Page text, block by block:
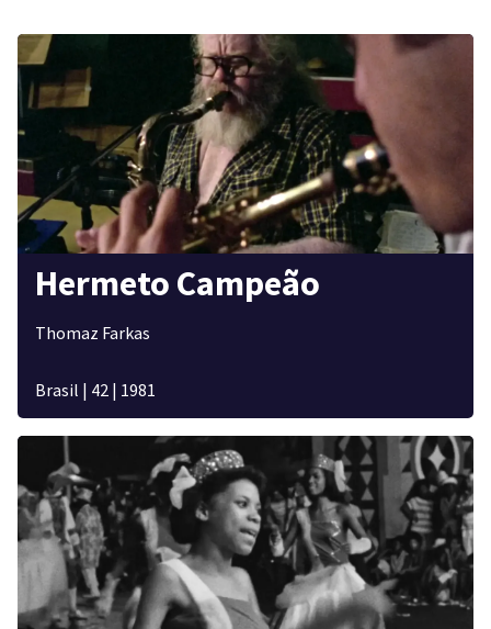
Hermeto Campeão
Thomaz Farkas
Brasil | 42 | 1981